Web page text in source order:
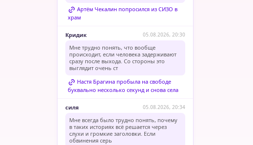
Артём Чекалин попросился из СИЗО в
храм
Кридик 05.08.2026, 20:30
Мне трудно понять, что вообще
происходит, если человека задерживают
сразу после выхода. Со стороны это
выглядит очень ст
Настя Брагина пробыла на свободе
буквально несколько секунд и снова села
силя 05.08.2026, 20:34
Мне всегда было трудно понять, почему
в таких историях всё решается через
слухи и громкие заголовки. Если
обвинения серь